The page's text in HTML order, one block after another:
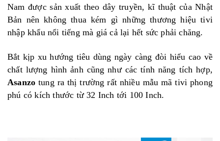
Nam được sản xuất theo dây truyền, kĩ thuật của Nhật
Bản nên không thua kém gì những thương hiệu tivi
nhập khẩu nổi tiếng mà giá cả lại hết sức phải chăng.
Bắt kịp xu hướng tiêu dùng ngày càng đòi hiểu cao về
chất lượng hình ảnh cũng như các tính năng tích hợp,
Asanzo tung ra thị trường rất nhiều mẫu mã tivi phong
phú có kích thước từ 32 Inch tới 100 Inch.